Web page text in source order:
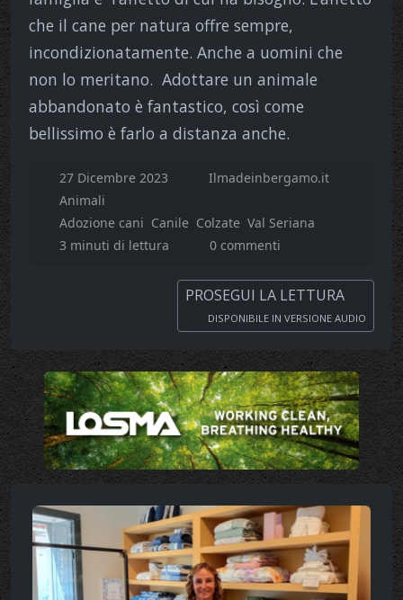
che il cane per natura offre sempre,
incondizionatamente. Anche a uomini che
non lo meritano. Adottare un animale
abbandonato è fantastico, così come
bellissimo è farlo a distanza anche.
27 Dicembre 2023
Ilmadeinbergamo.it
Animali
Adozione cani Canile Colzate Val Seriana
3 minuti di lettura
0 commenti
PROSEGUI LA LETTURA
DISPONIBILE IN VERSIONE AUDIO